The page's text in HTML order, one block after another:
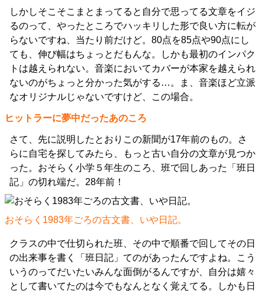
しかしそこそこまとまってると自分で思ってる文章をイジ
るのって、やったところでハッキリした形で良い方に転が
らないですね、当たり前だけど。80点を85点や90点にし
ても、伸び幅はちょっとだもんな。しかも最初のインパク
トは越えられない。音楽においてカバーが本家を越えられ
ないのがちょっと分かった気がする…。ま、音楽ほど立派
なオリジナルじゃないですけど、この場合。
ヒットラーに夢中だったあのころ
さて、先に説明したとおりこの新聞が17年前のもの。さ
らに自宅を探してみたら、もっと古い自分の文章が見つか
った。おそらく小学５年生のころ、班で回しあった「班日
記」の切れ端だ。28年前！
おそらく1983年ごろの古文書、いや日記。
クラスの中で仕切られた班、その中で順番で回してその日
の出来事を書く「班日記」てのがあったんですよね。こう
いうのってだいたいみんな面倒がるんですが、自分は嬉々
として書いてたのは今でもなんとなく覚えてる。しかも日